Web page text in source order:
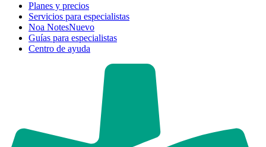
Planes y precios
Servicios para especialistas
Noa NotesNuevo
Guías para especialistas
Centro de ayuda